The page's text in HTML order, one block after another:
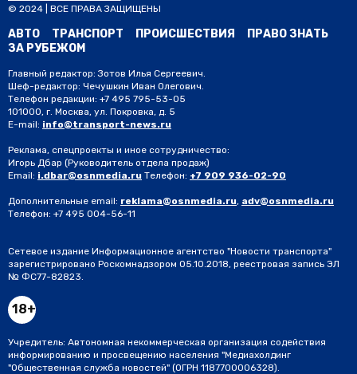
© 2024 | ВСЕ ПРАВА ЗАЩИЩЕНЫ
АВТО ТРАНСПОРТ ПРОИСШЕСТВИЯ
ПРАВО ЗНАТЬ
ЗА РУБЕЖОМ
Главный редактор: Зотов Илья Сергеевич.
Шеф-редактор: Чечушкин Иван Олегович.
Телефон редакции: +7 495 795-53-05
101000, г. Москва, ул. Покровка, д. 5
E-mail: info@transport-news.ru
Реклама, спецпроекты и иное сотрудничество:
Игорь Дбар (Руководитель отдела продаж)
Email: i.dbar@osnmedia.ru Телефон: +7 909 936-02-90
Дополнительные email: reklama@osnmedia.ru, adv@osnmedia.ru
Телефон: +7 495 004-56-11
Сетевое издание Информационное агентство "Новости транспорта"
зарегистрировано Роскомнадзором 05.10.2018, реестровая запись ЭЛ
№ ФС77-82823.
18+
Учредитель: Автономная некоммерческая организация содействия
информированию и просвещению населения "Медиахолдинг
"Общественная служба новостей" (ОГРН 1187700006328).